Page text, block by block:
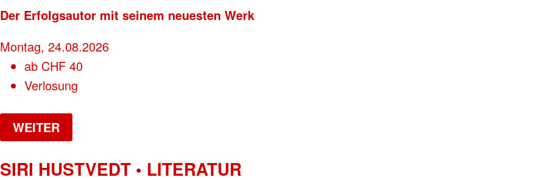
Der Erfolgsautor mit seinem neuesten Werk
Montag, 24.08.2026
ab CHF 40
Verlosung
WEITER
SIRI HUSTVEDT • LITERATUR